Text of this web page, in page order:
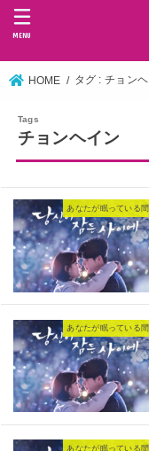
MENU
HOME タグ : チョン
チョンヘイン
あなたが眠っている
あなたが眠っている
あなたが眠っている